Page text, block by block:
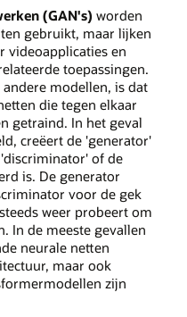
(GAN's) worden
gebruikt, maar lijken
videoapplicaties en
toepassingen.
modellen, is dat
die tegen elkaar
getraind. In het geval
creëert de 'generator'
of de
is. De generator
voor de gek
weer probeert om
In de meeste gevallen
neurale netten
maar ook
zijn